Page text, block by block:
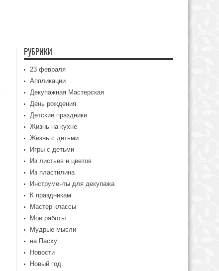
РУБРИКИ
23 февраля
Аппликации
Декупажная Мастерская
День рождения
Детские праздники
Жизнь на кухне
Жизнь с детьми
Игры с детьми
Из листьев и цветов
Из пластилина
Инструменты для декупажа
К праздникам
Мастер классы
Мои работы
Мудрые мысли
на Пасху
Новости
Новый год